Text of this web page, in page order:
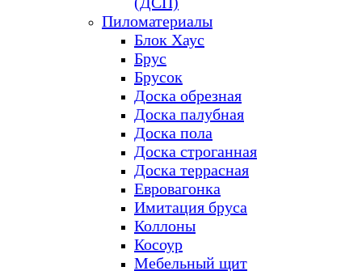
Пиломатериалы
Блок Хаус
Брус
Брусок
Доска обрезная
Доска палубная
Доска пола
Доска строганная
Доска террасная
Евровагонка
Имитация бруса
Коллоны
Косоур
Мебельный щит